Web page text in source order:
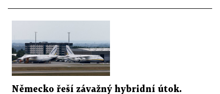
Německo řeší závažný hybridní útok.